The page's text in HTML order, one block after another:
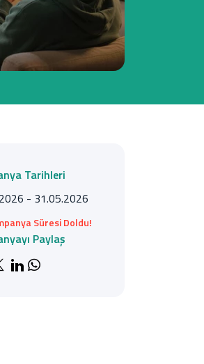
Tarihleri
- 31.05.2026
Süresi Doldu!
Paylaş
paylaş
X'de paylaş
LinkedIn'de paylaş